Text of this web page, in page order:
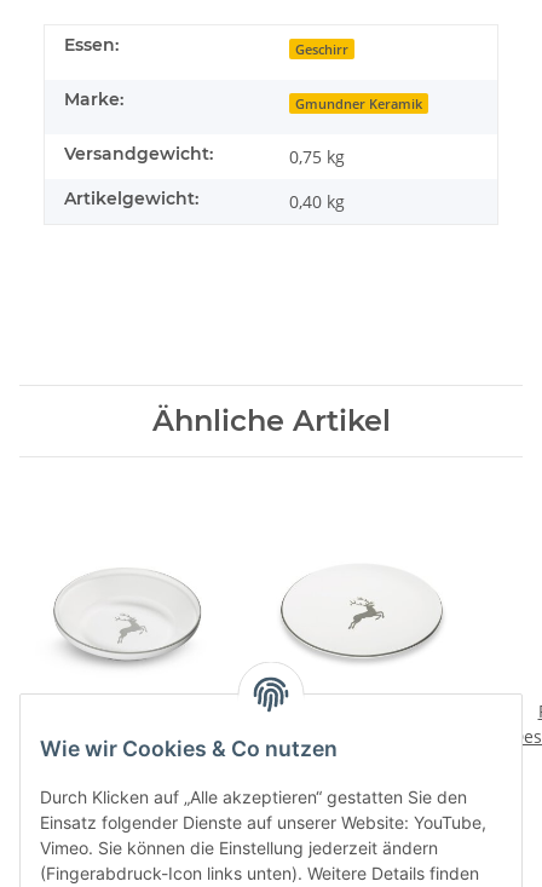
Essen: Geschirr
Marke: Gmundner Keramik
Versandgewicht: 0,75 kg
Artikelgewicht: 0,40 kg
Ähnliche Artikel
Reifschuessel
106,80 CHF*
63,10 CHF
Wie wir Cookies & Co nutzen
Durch Klicken auf „Alle akzeptieren“ gestatten Sie den
Einsatz folgender Dienste auf unserer Website: YouTube,
Vimeo. Sie können die Einstellung jederzeit ändern
(Fingerabdruck-Icon links unten). Weitere Details finden